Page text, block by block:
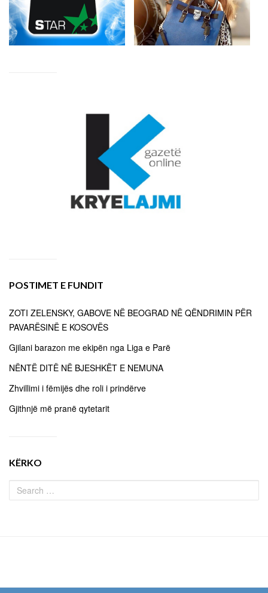
POSTIMET E FUNDIT
ZOTI ZELENSKY, GABOVE NË BEOGRAD NË QËNDRIMIN PËR
PAVARËSINË E KOSOVËS
Gjilani barazon me ekipën nga Liga e Parë
NËNTË DITË NË BJESHKËT E NEMUNA
Zhvillimi i fëmijës dhe roli i prindërve
Gjithnjë më pranë qytetarit
KËRKO